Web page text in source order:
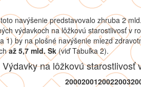
navýšenie predstavovalo zhruba 2
výdavkoch na lôžkovú starostlivosť v
1) by na plošné navýšenie miezd
až 5,7 mld. Sk(viď Tabuľka 2).
Výdavky na lôžkovú starostlivosť
2000200120022003